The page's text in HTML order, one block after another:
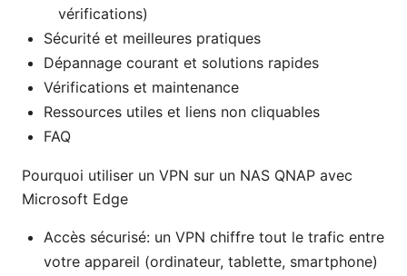
vérifications)
Sécurité et meilleures pratiques
Dépannage courant et solutions rapides
Vérifications et maintenance
Ressources utiles et liens non cliquables
FAQ
Pourquoi utiliser un VPN sur un NAS QNAP avec
Microsoft Edge
Accès sécurisé: un VPN chiffre tout le trafic entre
votre appareil (ordinateur, tablette, smartphone)